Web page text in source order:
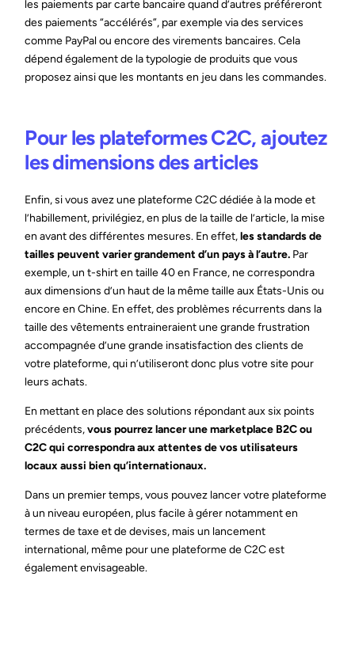
les paiements par carte bancaire quand d’autres préféreront
des paiements “accélérés”, par exemple via des services
comme PayPal ou encore des virements bancaires. Cela
dépend également de la typologie de produits que vous
proposez ainsi que les montants en jeu dans les commandes.
Pour les plateformes C2C, ajoutez
les dimensions des articles
Enfin, si vous avez une plateforme C2C dédiée à la mode et
l’habillement, privilégiez, en plus de la taille de l’article, la mise
en avant des différentes mesures. En effet,les standards de
tailles peuvent varier grandement d’un pays à l’autre. Par
exemple, un t-shirt en taille 40 en France, ne correspondra
aux dimensions d’un haut de la même taille aux États-Unis ou
encore en Chine. En effet, des problèmes récurrents dans la
taille des vêtements entraineraient une grande frustration
accompagnée d’une grande insatisfaction des clients de
votre plateforme, qui n’utiliseront donc plus votre site pour
leurs achats.
En mettant en place des solutions répondant aux six points
précédents,vous pourrez lancer une marketplace B2C ou
C2C qui correspondra aux attentes de vos utilisateurs
locaux aussi bien qu’internationaux.
Dans un premier temps, vous pouvez lancer votre plateforme
à un niveau européen, plus facile à gérer notamment en
termes de taxe et de devises, mais un lancement
international, même pour une plateforme de C2C est
également envisageable.